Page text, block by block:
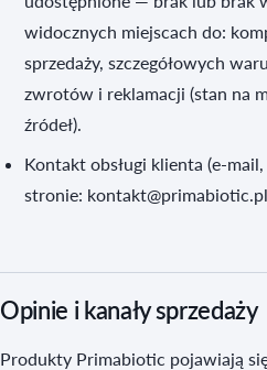
widocznych miejscach do:
sprzedaży, szczegółowych
zwrotów i reklamacji (stan na
źródeł).
Kontakt obsługi klienta (e-
stronie:
Opinie i kanały sprzedaży
Produkty Primabiotic pojawiają